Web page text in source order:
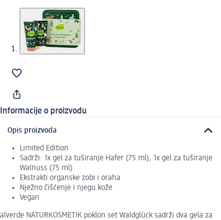
Informacije o proizvodu
Opis proizvoda
Limited Edition
Sadrži: 1x gel za tuširanje Hafer (75 ml), 1x gel za tuširanje
Walnuss (75 ml)
Ekstrakti organske zobi i oraha
Nježno čišćenje i njegu kože
Vegan
alverde NATURKOSMETIK poklon set Waldglück sadrži dva gela za